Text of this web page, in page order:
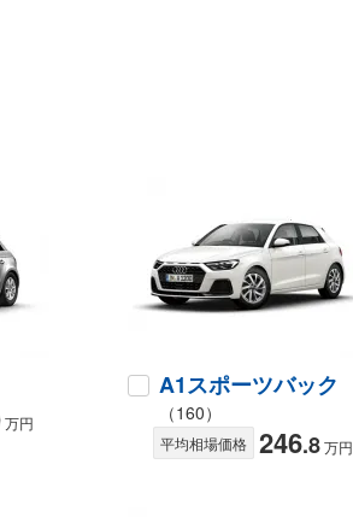
万円
A1スポーツバック
（160）
平均相場価格 246.8万円